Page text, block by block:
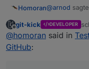
Homoran@arnod
Perfekt.
Offline
git-kick DEVELOPER
@homoran said in
GitHub: